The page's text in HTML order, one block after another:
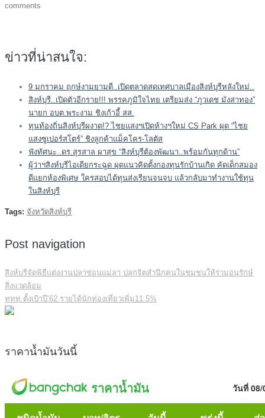
comments
ข่าวที่น่าสนใจ:
9 มกราคม ฤกษ์งามยามดี..เปิดตลาดสดเทศบาลเมืองสิงห์บุรีหลังใหม่..
สิงห์บุรี..เปิดตัวอีกราย!!! พรรคภูมิใจไทย เตรียมส่ง “ภูวเดช มังสาทอง”
นายก อบต.พระงาม ชิงเก้าอี้ สส.
ทุนท้องถิ่นสิงห์บุรีผงาด!? ไชยแสงฯเปิดห้างฯใหม่ CS Park ผุด “ไชย
แสงซูเปอร์สโตร์” ชิงลูกค้าแม็คโคร-โลตัส
ฟังทัศนะ..ดร.สุรสาล ผาสุข “สิงห์บุรีต้องพัฒนา..พร้อมกันทุกด้าน”
ผู้ว่าฯสิงห์บุรีไอเดียกระฉูด ผุดแนวคิดตั้งกองทุนรักบ้านเกิด คัดเด็กสมอง
ดีแยกห้องพิเศษ ใครสอบได้ทุนส่งเรียนจนจบ แล้วกลับมาทำงานใช้ทุน
ในสิงห์บุรี
Tags: จังหวัดสิงห์บุรี
Post navigation
สิงห์บุรีจัดพิธีแต่งงานปลาช่อนแม่ลา ปลุกจิตสำนึกคนในชุมชนให้ร่วมอนุรักษ์
สิ่งแวดล้อม
ททท.ตั้งเป้าปี’62 รายได้นักท่องเที่ยวเพิ่ม11.5%
ราคาน้ำมันวันนี้